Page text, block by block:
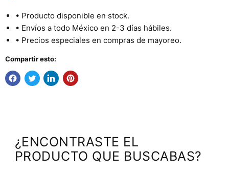
• Producto disponible en stock.
• Envíos a todo México en 2-3 días hábiles.
• Precios especiales en compras de mayoreo.
Compartir esto:
¿ENCONTRASTE EL
PRODUCTO QUE BUSCABAS?